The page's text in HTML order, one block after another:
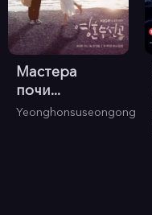
Мастера
почи...
Yeonghonsuseongong